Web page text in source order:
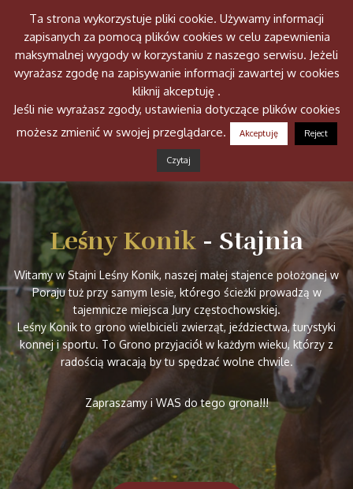
Leśny Konik - Stajnia
Witamy w Stajni Leśny Konik, naszej małej stajence położonej w
Poraju tuż przy samym lesie, którego ścieżki prowadzą w
tajemnicze miejsca Jury częstochowskiej.
Leśny Konik to grono wielbicieli zwierząt, jeździectwa, turystyki
konnej i sportu. To Grono przyjaciół w każdym wieku, którzy z
radością wracają by tu spędzać wolne chwile.
Zapraszamy i WAS do tego grona!!!
Ta strona wykorzystuje pliki cookie. Używamy informacji
zapisanych za pomocą plików cookies w celu zapewnienia
maksymalnej wygody w korzystaniu z naszego serwisu. Jeżeli
wyrażasz zgodę na zapisywanie informacji zawartej w cookies
kliknij akceptuję .
Jeśli nie wyrażasz zgody, ustawienia dotyczące plików cookies
możesz zmienić w swojej przeglądarce.
Akceptuję Reject
Czytaj